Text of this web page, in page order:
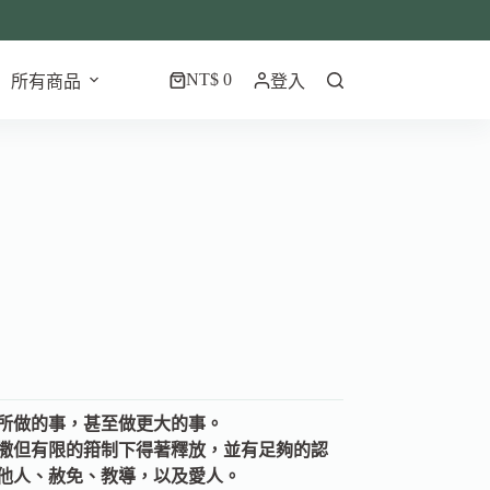
所有商品 NT$0 登入
做的事，甚至做更大的事。
但有限的箝制下得著釋放，並有足夠的認
人、赦免、教導，以及愛人。